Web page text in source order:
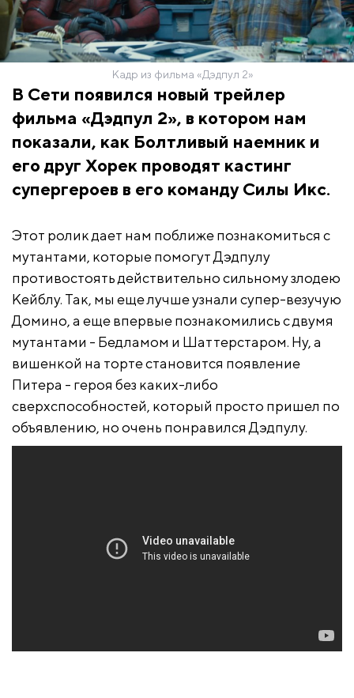
Кадр из фильма «Дэдпул 2»
В Сети появился новый трейлер
фильма «Дэдпул 2», в котором нам
показали, как Болтливый наемник и
его друг Хорек проводят кастинг
супергероев в его команду Силы Икс.
Этот ролик дает нам поближе познакомиться с
мутантами, которые помогут Дэдпулу
противостоять действительно сильному злодею
Кейблу. Так, мы еще лучше узнали супер-везучую
Домино, а еще впервые познакомились с двумя
мутантами - Бедламом и Шаттерстаром. Ну, а
вишенкой на торте становится появление
Питера - героя без каких-либо
сверхспособностей, который просто пришел по
объявлению, но очень понравился Дэдпулу.